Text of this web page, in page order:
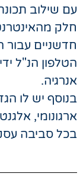
חלק
חדשניים עבור
הטלפון הנ"ל
אנרגיה.
בנוסף יש לו
ארגונומי,
בכל סביבה